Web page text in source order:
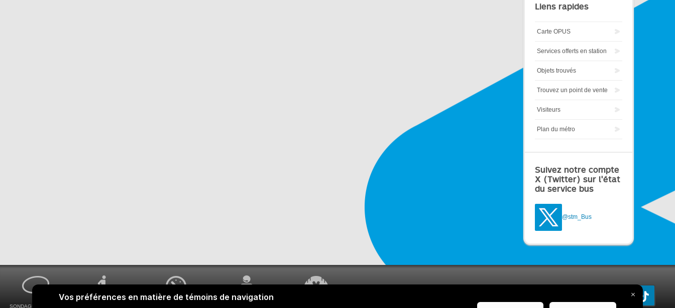
Liens rapides
Carte OPUS
Services offerts en station
Objets trouvés
Trouvez un point de vente
Visiteurs
Plan du métro
Suivez notre compte
X (Twitter) sur l'état
du service bus
@stm_Bus
SONDAGES MA VOIX